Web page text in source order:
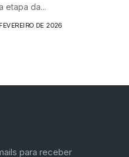
etapa da...
DE 2026
para receber